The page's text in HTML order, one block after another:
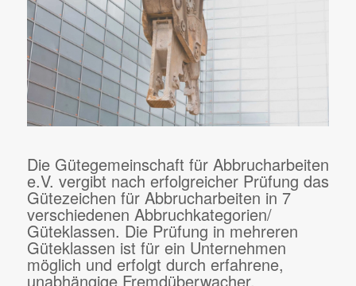
Die Gütegemeinschaft für Abbrucharbeiten
e.V. vergibt nach erfolgreicher Prüfung das
Gütezeichen für Abbrucharbeiten in 7
verschiedenen Abbruchkategorien/
Güteklassen. Die Prüfung in mehreren
Güteklassen ist für ein Unternehmen
möglich und erfolgt durch erfahrene,
unabhängige Fremdüberwacher.